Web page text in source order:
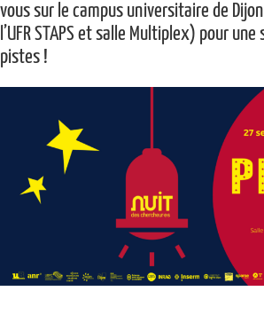
vous sur le campus universitaire de
l’UFR STAPS et salle Multiplex) pour
pistes !